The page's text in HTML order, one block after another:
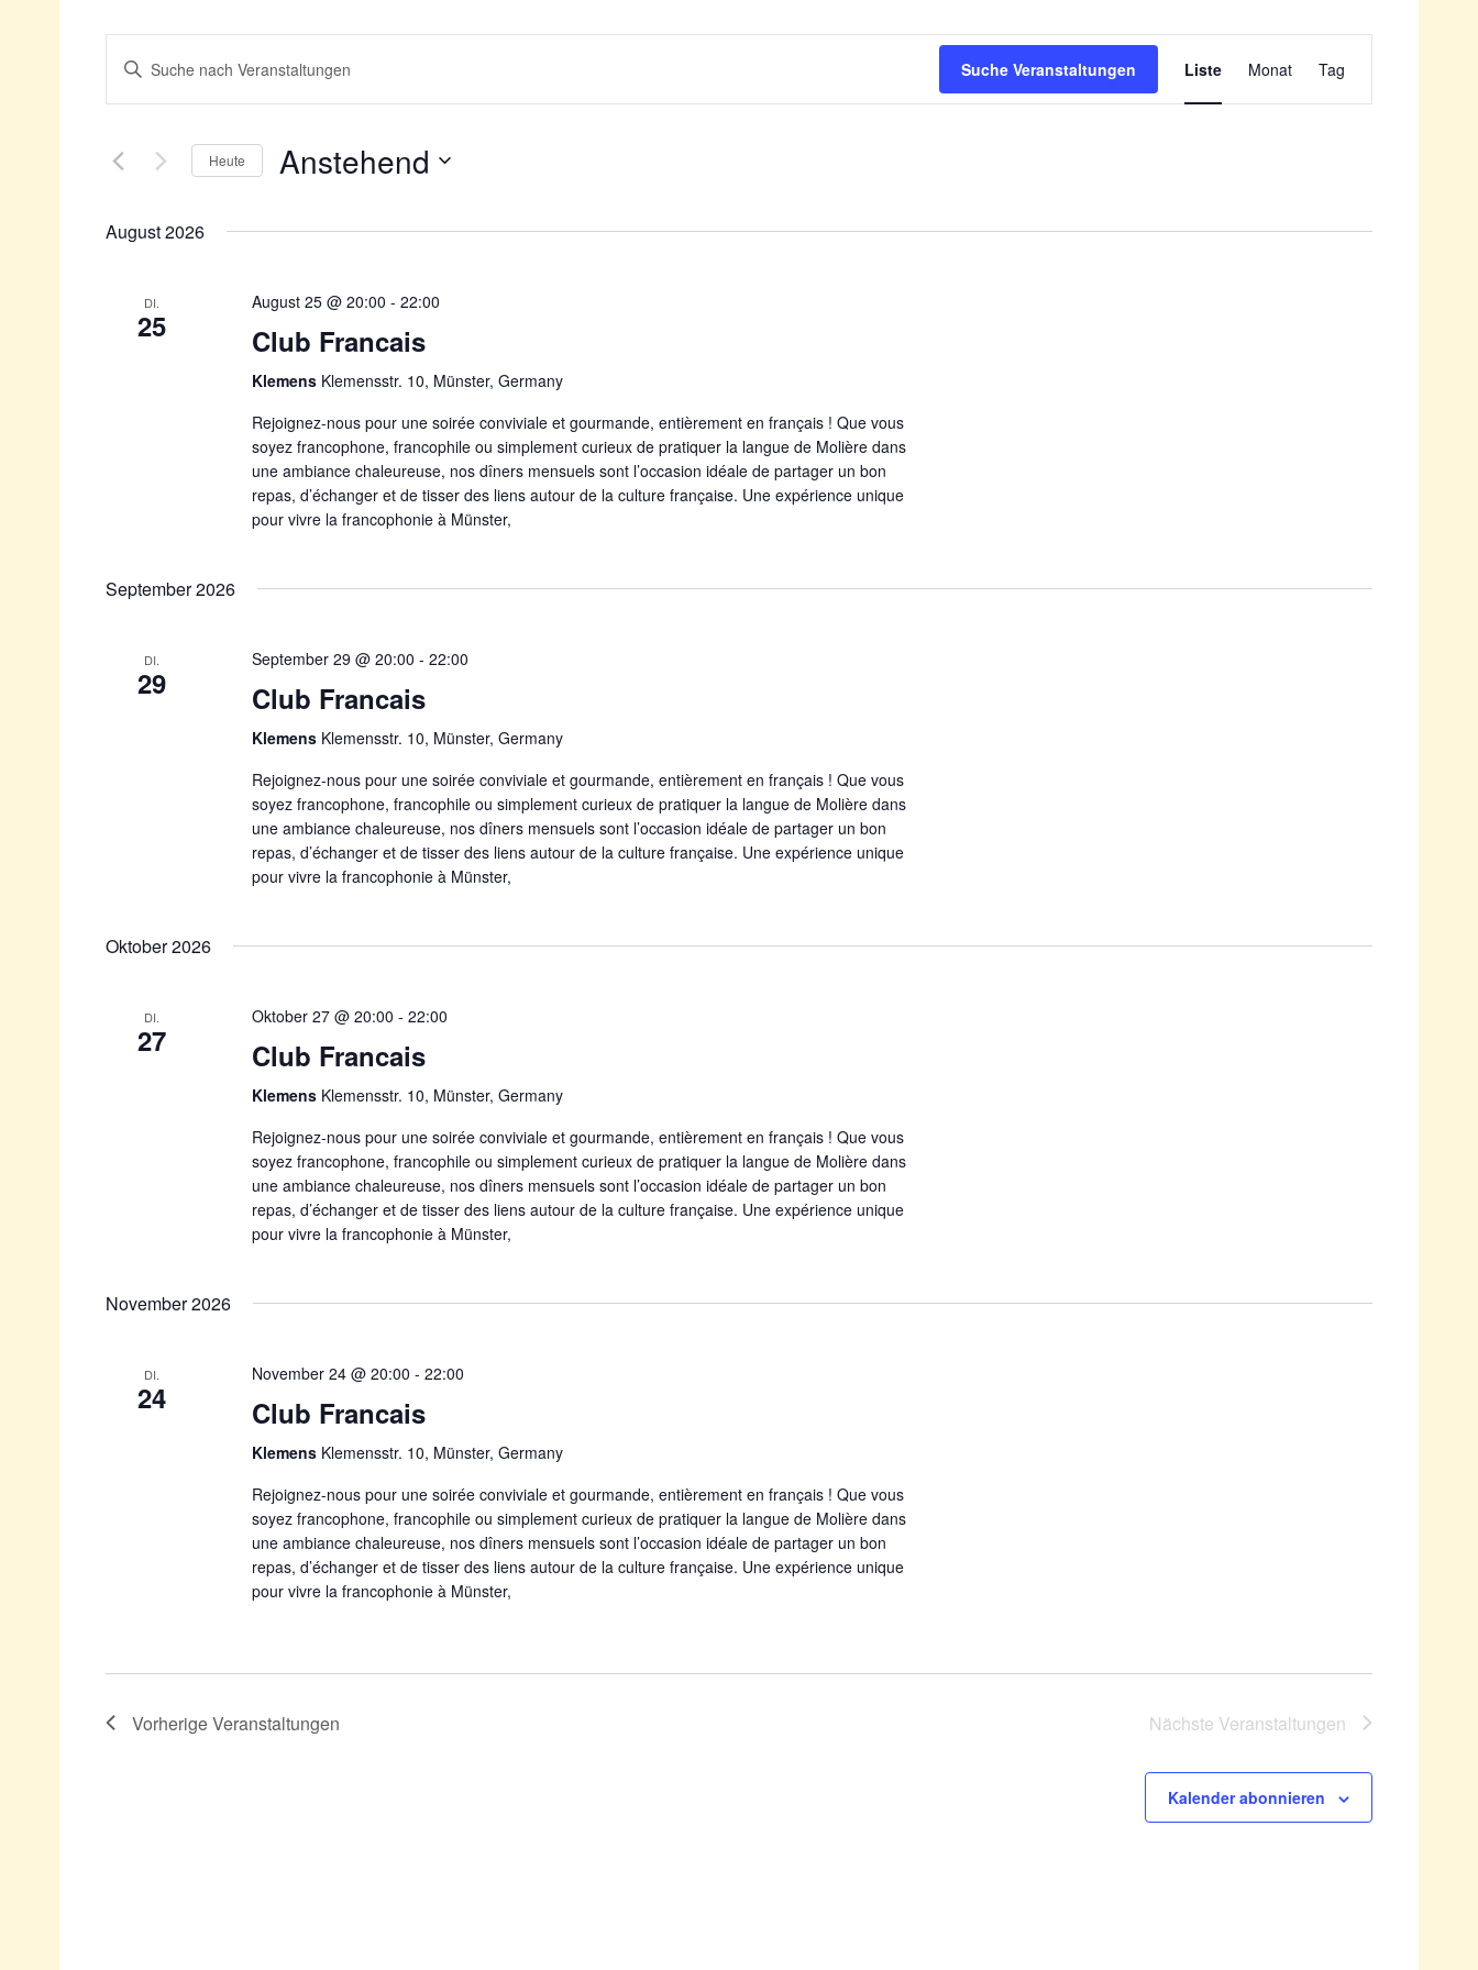
Veranstaltungen
Suche
und
Navigation
Schlüsselwort
Suche
Schlüsselwort.
Suche Veranstaltungen
Veranstaltung
Navigation
Liste Monat Tag
Heute Anstehend
August 2026
DI.
25
August 25 @ 20:00 -22:00
Club Francais
Klemens Klemensstr. 10, Münster, Germany
Rejoignez-nous pour une soirée conviviale et gourmande, entièrement en français ! Que vous
soyez francophone, francophile ou simplement curieux de pratiquer la langue de Molière dans
une ambiance chaleureuse, nos dîners mensuels sont l’occasion idéale de partager un bon
repas, d’échanger et de tisser des liens autour de la culture française. Une expérience unique
pour vivre la francophonie à Münster,
September 2026
DI.
29
September 29 @ 20:00 -22:00
Club Francais
Klemens Klemensstr. 10, Münster, Germany
Rejoignez-nous pour une soirée conviviale et gourmande, entièrement en français ! Que vous
soyez francophone, francophile ou simplement curieux de pratiquer la langue de Molière dans
une ambiance chaleureuse, nos dîners mensuels sont l’occasion idéale de partager un bon
repas, d’échanger et de tisser des liens autour de la culture française. Une expérience unique
pour vivre la francophonie à Münster,
Oktober 2026
DI.
27
Oktober 27 @ 20:00 -22:00
Club Francais
Klemens Klemensstr. 10, Münster, Germany
Rejoignez-nous pour une soirée conviviale et gourmande, entièrement en français ! Que vous
soyez francophone, francophile ou simplement curieux de pratiquer la langue de Molière dans
une ambiance chaleureuse, nos dîners mensuels sont l’occasion idéale de partager un bon
repas, d’échanger et de tisser des liens autour de la culture française. Une expérience unique
pour vivre la francophonie à Münster,
November 2026
DI.
24
November 24 @ 20:00 -22:00
Club Francais
Klemens Klemensstr. 10, Münster, Germany
Rejoignez-nous pour une soirée conviviale et gourmande, entièrement en français ! Que vous
soyez francophone, francophile ou simplement curieux de pratiquer la langue de Molière dans
une ambiance chaleureuse, nos dîners mensuels sont l’occasion idéale de partager un bon
repas, d’échanger et de tisser des liens autour de la culture française. Une expérience unique
pour vivre la francophonie à Münster,
VorherigeVeranstaltungen Nächste Veranstaltungen
Kalender abonnieren